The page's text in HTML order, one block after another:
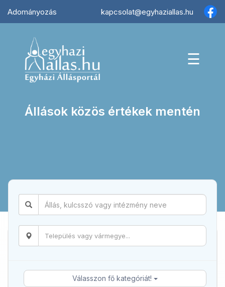
Adományozás kapcsolat@egyhaziallas.hu
☰
Állások közös értékek mentén
×
Válasszon fő kategóriát!